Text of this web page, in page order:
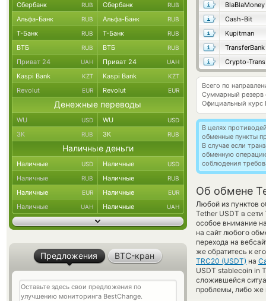
BlaBlaMoney
Cash-Bit
Kupitman
TransferBank
Crypto-Trans
Всего по
Суммарный резерв
Официальный курс
В целях
обменные пункты
В случае если
обменную
соблюдения
Об обмене
Любой из пунктов
Tether USDT в
особое внимание
на сайт любого
перехода на
же обратитесь к
TRC20 (USDT) на
USDT stablecoin in
сложившейся
проблемы, либо же
Сбербанк RUB Сбербанк RUB
Альфа-Банк RUB Альфа-Банк RUB
Т-Банк RUB Т-Банк RUB
ВТБ RUB ВТБ RUB
Приват 24 UAH Приват 24 UAH
Kaspi Bank KZT Kaspi Bank KZT
Revolut EUR Revolut EUR
Денежные переводы
WU USD WU USD
ЗК RUB ЗК RUB
Наличные деньги
Наличные USD Наличные USD
Наличные RUB Наличные RUB
Наличные EUR Наличные EUR
Наличные UAH Наличные UAH
Предложения BTC-кран